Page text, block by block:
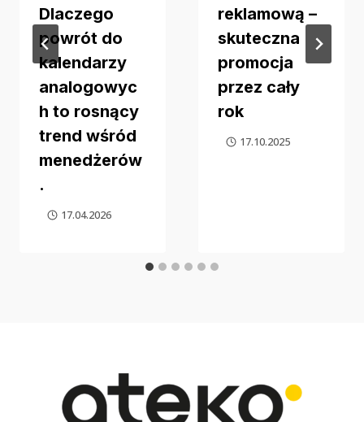
Dlaczego
powrót do
kalendarzy
analogowyc
h to rosnący
trend wśród
menedżerów
.
17.04.2026
reklamową –
skuteczna
promocja
przez cały
rok
17.10.2025